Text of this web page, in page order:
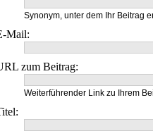
Synonym, unter dem Ihr Beitrag
Mail:
zum Beitrag:
Weiterführender Link zu Ihrem